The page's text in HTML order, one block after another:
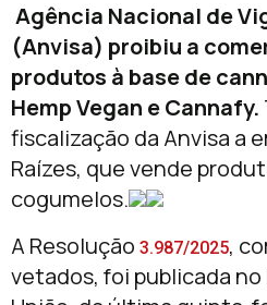
Agência Nacional de
(Anvisa) proibiu a
produtos à base de
Hemp Vegan e Cannafy.
fiscalização da Anvisa a
Raízes, que vende
cogumelos.
A Resolução 3.987/2025,
vetados, foi publicada no